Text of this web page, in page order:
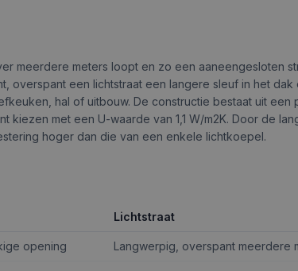
meerdere meters loopt en zo een aaneengesloten
een lichtstraat een langere sleuf in het dak
hal of uitbouw. De constructie bestaat uit een
kiezen met een U-waarde van 1,1 W/m2K. Door de
hoger dan die van een enkele lichtkoepel.
Lichtstraat
opening Langwerpig, overspant meerdere